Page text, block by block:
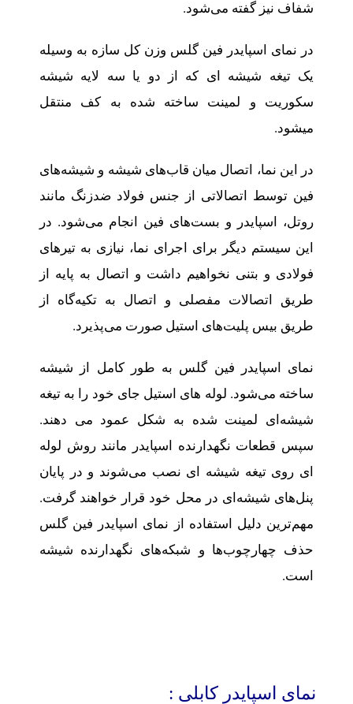
شفاف نیز گفته می‌شود.
در نمای اسپایدر فین گلس وزن کل سازه به وسیله
یک تیغه شیشه ای که از دو یا سه لایه شیشه
سکوریت و لمینت ساخته شده به کف منتقل
میشود.
در این نما، اتصال میان قاب‌های شیشه و شیشه‌های
فین توسط اتصالاتی از جنس فولاد ضدزنگ مانند
روتل، اسپایدر و بست‌های فین انجام می‌شود. در
این سیستم دیگر برای اجرای نما، نیازی به تیرهای
فولادی و بتنی نخواهیم داشت و اتصال به پایه از
طریق اتصالات مفصلی و اتصال به تکیه‌گاه از
طریق بیس پلیت‌های استیل صورت می‌پذیرد.
نمای اسپایدر فین گلس به طور کامل از شیشه
ساخته می‌شود. لوله های استیل جای خود را به تیغه
شیشه‌ای لمینت شده به شکل عمود می دهند.
سپس قطعات نگهدارنده اسپایدر مانند روش لوله
ای روی تیغه شیشه ای نصب می‌شوند و در پایان
پنل‌های شیشه‌ای در محل خود قرار خواهند گرفت.
مهم‌ترین دلیل استفاده از نمای اسپایدر فین گلس
حذف چهارچوب‌ها و شبکه‌های نگهدارنده شیشه
است.
نمای اسپایدر کابلی :